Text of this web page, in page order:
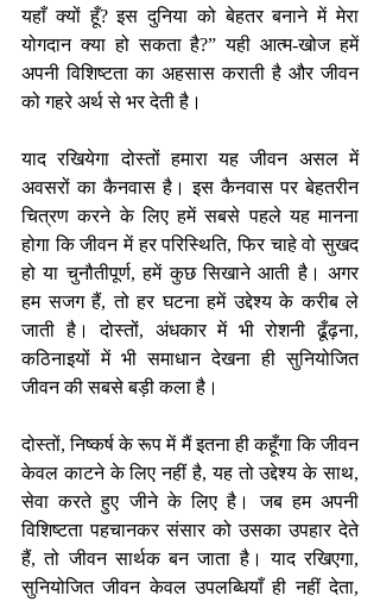
यहाँ क्यों हूँ? इस दुनिया को बेहतर बनाने में मेरा
योगदान क्या हो सकता है?” यही आत्म-खोज हमें
अपनी विशिष्टता का अहसास कराती है और जीवन
को गहरे अर्थ से भर देती है।
याद रखियेगा दोस्तों हमारा यह जीवन असल में
अवसरों का कैनवास है। इस कैनवास पर बेहतरीन
चित्रण करने के लिए हमें सबसे पहले यह मानना
होगा कि जीवन में हर परिस्थिति, फिर चाहे वो सुखद
हो या चुनौतीपूर्ण, हमें कुछ सिखाने आती है। अगर
हम सजग हैं, तो हर घटना हमें उद्देश्य के करीब ले
जाती है। दोस्तों, अंधकार में भी रोशनी ढूँढ़ना,
कठिनाइयों में भी समाधान देखना ही सुनियोजित
जीवन की सबसे बड़ी कला है।
दोस्तों, निष्कर्ष के रूप में मैं इतना ही कहूँगा कि जीवन
केवल काटने के लिए नहीं है, यह तो उद्देश्य के साथ,
सेवा करते हुए जीने के लिए है। जब हम अपनी
विशिष्टता पहचानकर संसार को उसका उपहार देते
हैं, तो जीवन सार्थक बन जाता है। याद रखिएगा,
सुनियोजित जीवन केवल उपलब्धियाँ ही नहीं देता,